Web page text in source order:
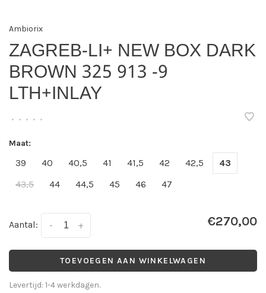
Ambiorix
ZAGREB-LI+ NEW BOX DARK
BROWN 325 913 -9
LTH+INLAY
• • • • •
Maat:
39 40 40,5 41 41,5 42 42,5
43
43,5
44 44,5 45 46 47
Aantal: +
- €270,00
TOEVOEGEN AAN WINKELWAGEN
Levertijd: 1-4 werkdagen.